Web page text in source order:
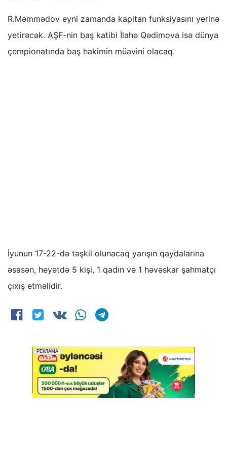
R.Məmmədov eyni zamanda kapitan funksiyasını yerinə
yetirəcək. AŞF-nin baş katibi İlahə Qədimova isə dünya
çempionatında baş hakimin müavini olacaq.
İyunun 17-22-də təşkil olunacaq yarışın qaydalarına
əsasən, heyətdə 5 kişi, 1 qadın və 1 həvəskar şahmatçı
çıxış etməlidir.